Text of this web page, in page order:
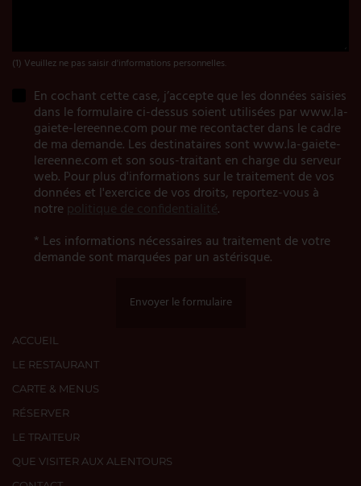
(1) Veuillez ne pas saisir d'informations personnelles.
En cochant cette case, j’accepte que les données saisies
dans le formulaire ci-dessus soient utilisées par www.la-
gaiete-lereenne.com pour me recontacter dans le cadre
de ma demande. Les destinataires sont www.la-gaiete-
lereenne.com et son sous-traitant en charge du serveur
web. Pour plus d'informations sur le traitement de vos
données et l'exercice de vos droits, reportez-vous à
notre politique de confidentialité.
* Les informations nécessaires au traitement de votre
demande sont marquées par un astérisque.
Envoyer le formulaire
ACCUEIL
LE RESTAURANT
CARTE & MENUS
RÉSERVER
LE TRAITEUR
QUE VISITER AUX ALENTOURS